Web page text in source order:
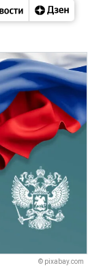
© pixabay.com